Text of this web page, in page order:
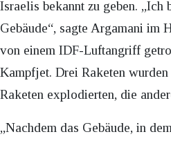
Israelis bekannt zu geben. „Ich
Gebäude“, sagte Argamani im
von einem IDF-Luftangriff
Kampfjet. Drei Raketen
Raketen explodierten, die
„Nachdem das Gebäude, in